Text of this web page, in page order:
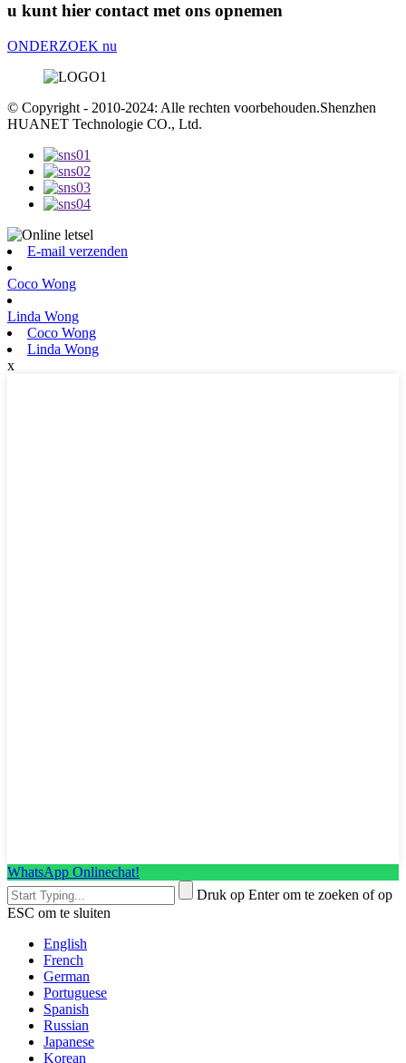
u kunt hier contact met ons opnemen
ONDERZOEK nu
© Copyright - 2010-2024: Alle rechten voorbehouden.Shenzhen
HUANET Technologie CO., Ltd.
E-mail verzenden
Coco Wong
Linda Wong
Coco Wong
Linda Wong
x
WhatsApp Onlinechat!
Druk op Enter om te zoeken of op
ESC om te sluiten
English
French
German
Portuguese
Spanish
Russian
Japanese
Korean